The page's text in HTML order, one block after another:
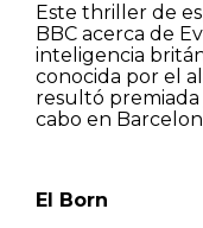
Este thriller de
BBC acerca de
inteligencia
conocida por el
resultó premiada
cabo en
El Born